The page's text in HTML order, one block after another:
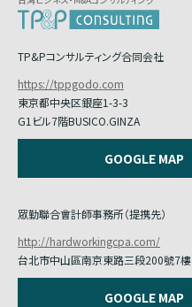
TP&Pコンサルティング合同会社
https://tppgodo.com
東京都中央区銀座1-3-3
G1ビル7階BUSICO.GINZA
GOOGLE MAP
眾勤聯合會計師事務所（提携先）
http://hardworkingcpa.com/
台北市中山區南京東路三段200號7樓
GOOGLE MAP